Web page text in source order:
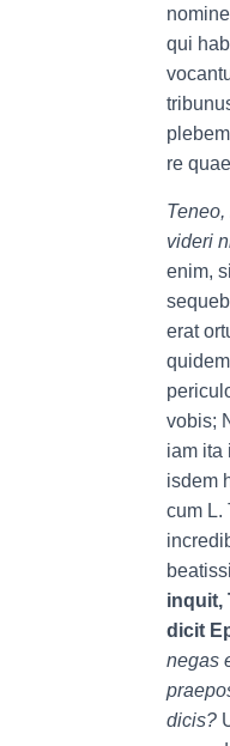
qui
re
videri
enim,
erat
vobis;
iam ita
isdem
cum L.
inquit,
dicit
negas
dicis?